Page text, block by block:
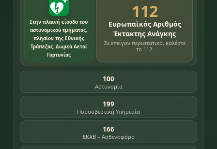
Στην πλαινή είσοδο του
αστυνομικού τμήματος,
πλησίον της Εθνικής
Τράπεζας. Δωρεά Αετοί
Γορτυνίας
112
Ευρωπαϊκός Αριθμός
Έκτακτης Ανάγκης
Σε επείγον περιστατικό, καλέστε
το 112.
100
Αστυνομία
199
Πυροσβεστική Υπηρεσία
166
ΕΚΑΒ – Ασθενοφόρο